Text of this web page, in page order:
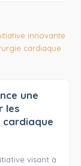
une
les
visant à